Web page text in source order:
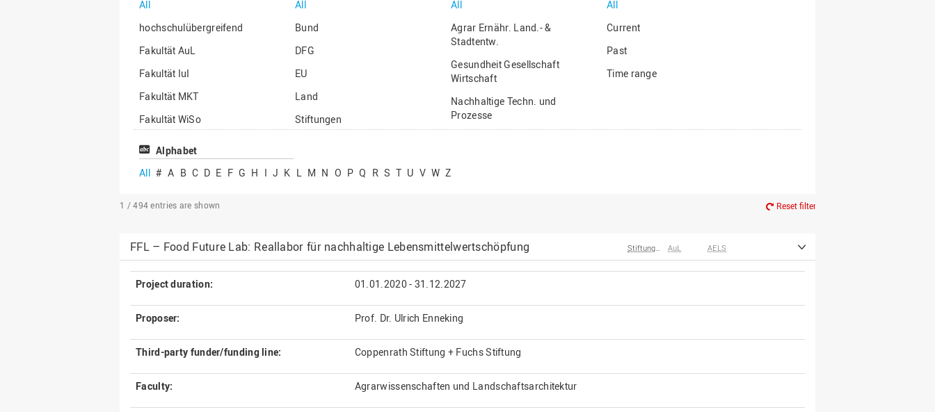
All
hochschulübergreifend
Fakultät AuL
Fakultät IuI
Fakultät MKT
Fakultät WiSo
Institut für Musik
All
Bund
DFG
EU
Land
Stiftungen
All
Agrar Ernähr. Land.- &
Stadtentw.
Gesundheit Gesellschaft
Wirtschaft
Nachhaltige Techn. und
Prozesse
All
Current
Past
Time range
Alphabet
All # A B C D E F G H I J K L M N O P Q R S T U V W Z
1 / 494 entries are shown Reset filter
FFL – Food Future Lab: Reallabor für nachhaltige Lebensmittelwertschöpfung AuL AELS
Project duration: 01.01.2020 - 31.12.2027
Proposer: Prof. Dr. Ulrich Enneking
Third-party funder/funding line: Coppenrath Stiftung + Fuchs Stiftung
Faculty: Agrarwissenschaften und Landschaftsarchitektur